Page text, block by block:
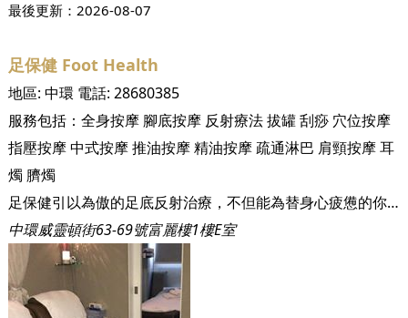
最後更新： 2026-08-07
足保健 Foot Health
地區: 中環 電話: 28680385
服務包括： 全身按摩 腳底按摩 反射療法拔罐刮痧 穴位按摩
指壓按摩中式按摩推油按摩精油按摩疏通淋巴 肩頸按摩耳
燭 臍燭
足保健引以為傲的足底反射治療，不但能為替身心疲憊的你好好放鬆，促進血液循環的同時，讓你能得到精神上的放鬆，更加能促進緩解肌肉疲勞，提升睡眠的質素。
中環威靈頓街63-69號富麗樓1樓E室